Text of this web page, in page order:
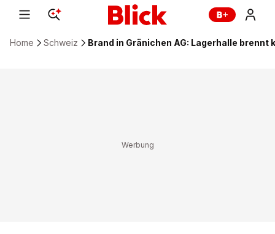
Home Schweiz Brand in Gränichen AG: Lagerhalle brennt